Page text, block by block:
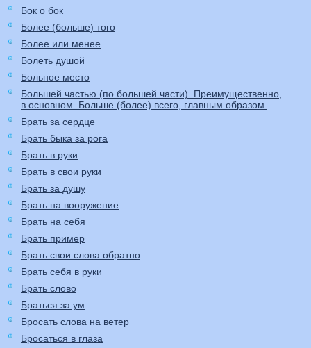
Бок о бок
Более (больше) того
Более или менее
Болеть душой
Больное место
Большей частью (по большей части). Преимущественно,
в основном. Больше (более) всего, главным образом.
Брать за сердце
Брать быка за рога
Брать в руки
Брать в свои руки
Брать за душу
Брать на вооружение
Брать на себя
Брать пример
Брать свои слова обратно
Брать себя в руки
Брать слово
Браться за ум
Бросать слова на ветер
Бросаться в глаза